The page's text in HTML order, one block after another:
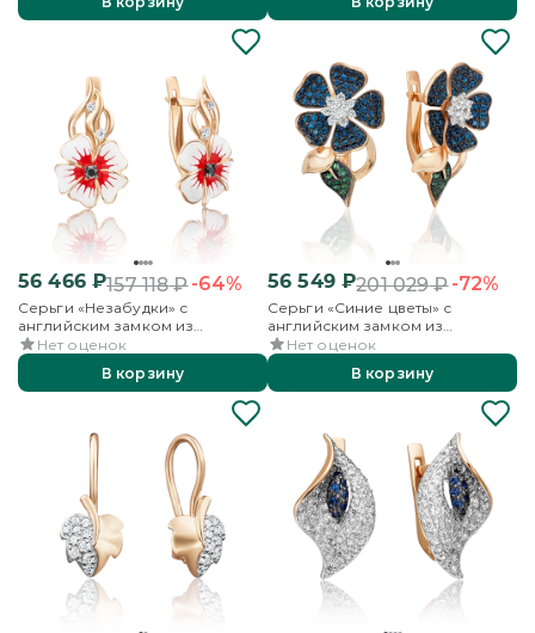
56 466₽157 118₽-64%
Серьги «Незабудки» с
английским замком из
красного золота с фианитами и
эмалью
Нет оценок
В корзину
56 549₽201 029₽-72%
Серьги «Синие цветы» с
английским замком из
красного золота с фианитами
Нет оценок
В корзину